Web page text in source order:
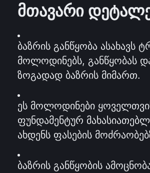
მთავარი
ბაზრის განწყობა ასახავს
მოლოდინებს, განწყობას
ზოგადად ბაზრის მიმართ.
ეს მოლოდინები
ფუნდამენტურ
ახდენს ფასების
ბაზრის განწყობის